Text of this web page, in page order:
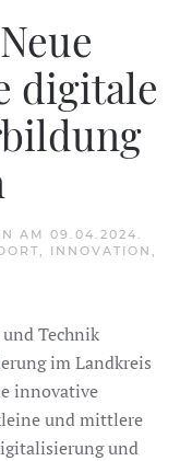
digitale
AM 09.04.2024
INNOVATION
Technik
im Landkreis
innovative
und mittlere
und